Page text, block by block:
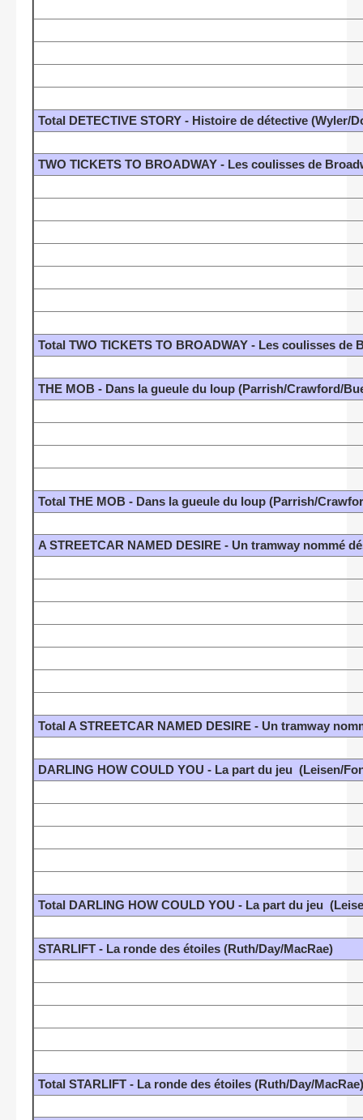
Total DETECTIVE STORY - Histoire de détective (Wyler/
TWO TICKETS TO BROADWAY - Les coulisses de
Total TWO TICKETS TO BROADWAY - Les coulisses de
THE MOB - Dans la gueule du loup (Parrish/Crawford/
Total THE MOB - Dans la gueule du loup (Parrish/
A STREETCAR NAMED DESIRE - Un tramway nommé
Total A STREETCAR NAMED DESIRE - Un tramway
DARLING HOW COULD YOU - La part du jeu (Leisen/
Total DARLING HOW COULD YOU - La part du jeu
STARLIFT - La ronde des étoiles (Ruth/Day/MacRae)
Total STARLIFT - La ronde des étoiles (Ruth/Day/MacRae)